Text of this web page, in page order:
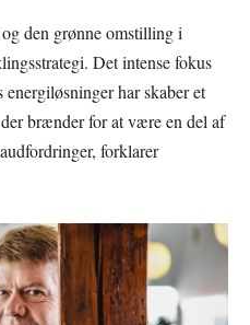
den grønne omstilling i
Det intense fokus
har skaber et
brænder for at være en del af
forklarer